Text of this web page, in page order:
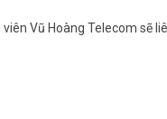
Vũ Hoàng Telecom sẽ